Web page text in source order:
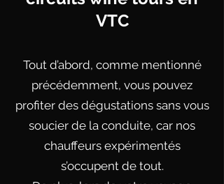
VTC
Tout d’abord, comme mentionné
précédemment, vous pouvez
profiter des dégustations sans vous
soucier de la conduite, car nos
chauffeurs expérimentés
s’occupent de tout.